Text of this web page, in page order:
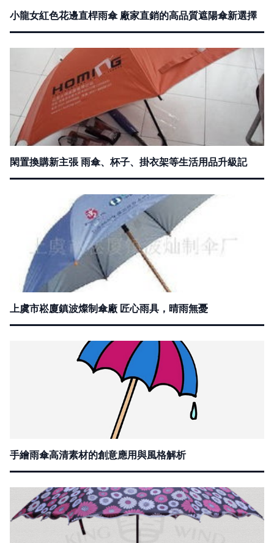
小龍女紅色花邊直桿雨傘 廠家直銷的高品質遮陽傘新選擇
閑置換購新主張 雨傘、杯子、掛衣架等生活用品升級記
上虞市崧廈鎮波燦制傘廠 匠心雨具，晴雨無憂
手繪雨傘高清素材的創意應用與風格解析